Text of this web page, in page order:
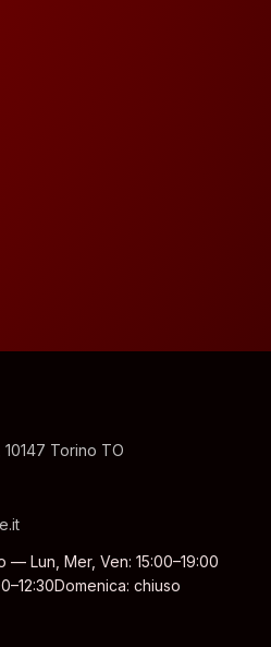
Torino TO
— Lun, Mer, Ven: 15:00–19:00
Domenica: chiuso